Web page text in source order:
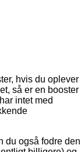
hvis du oplever
så er en booster
intet med
du også fodre den